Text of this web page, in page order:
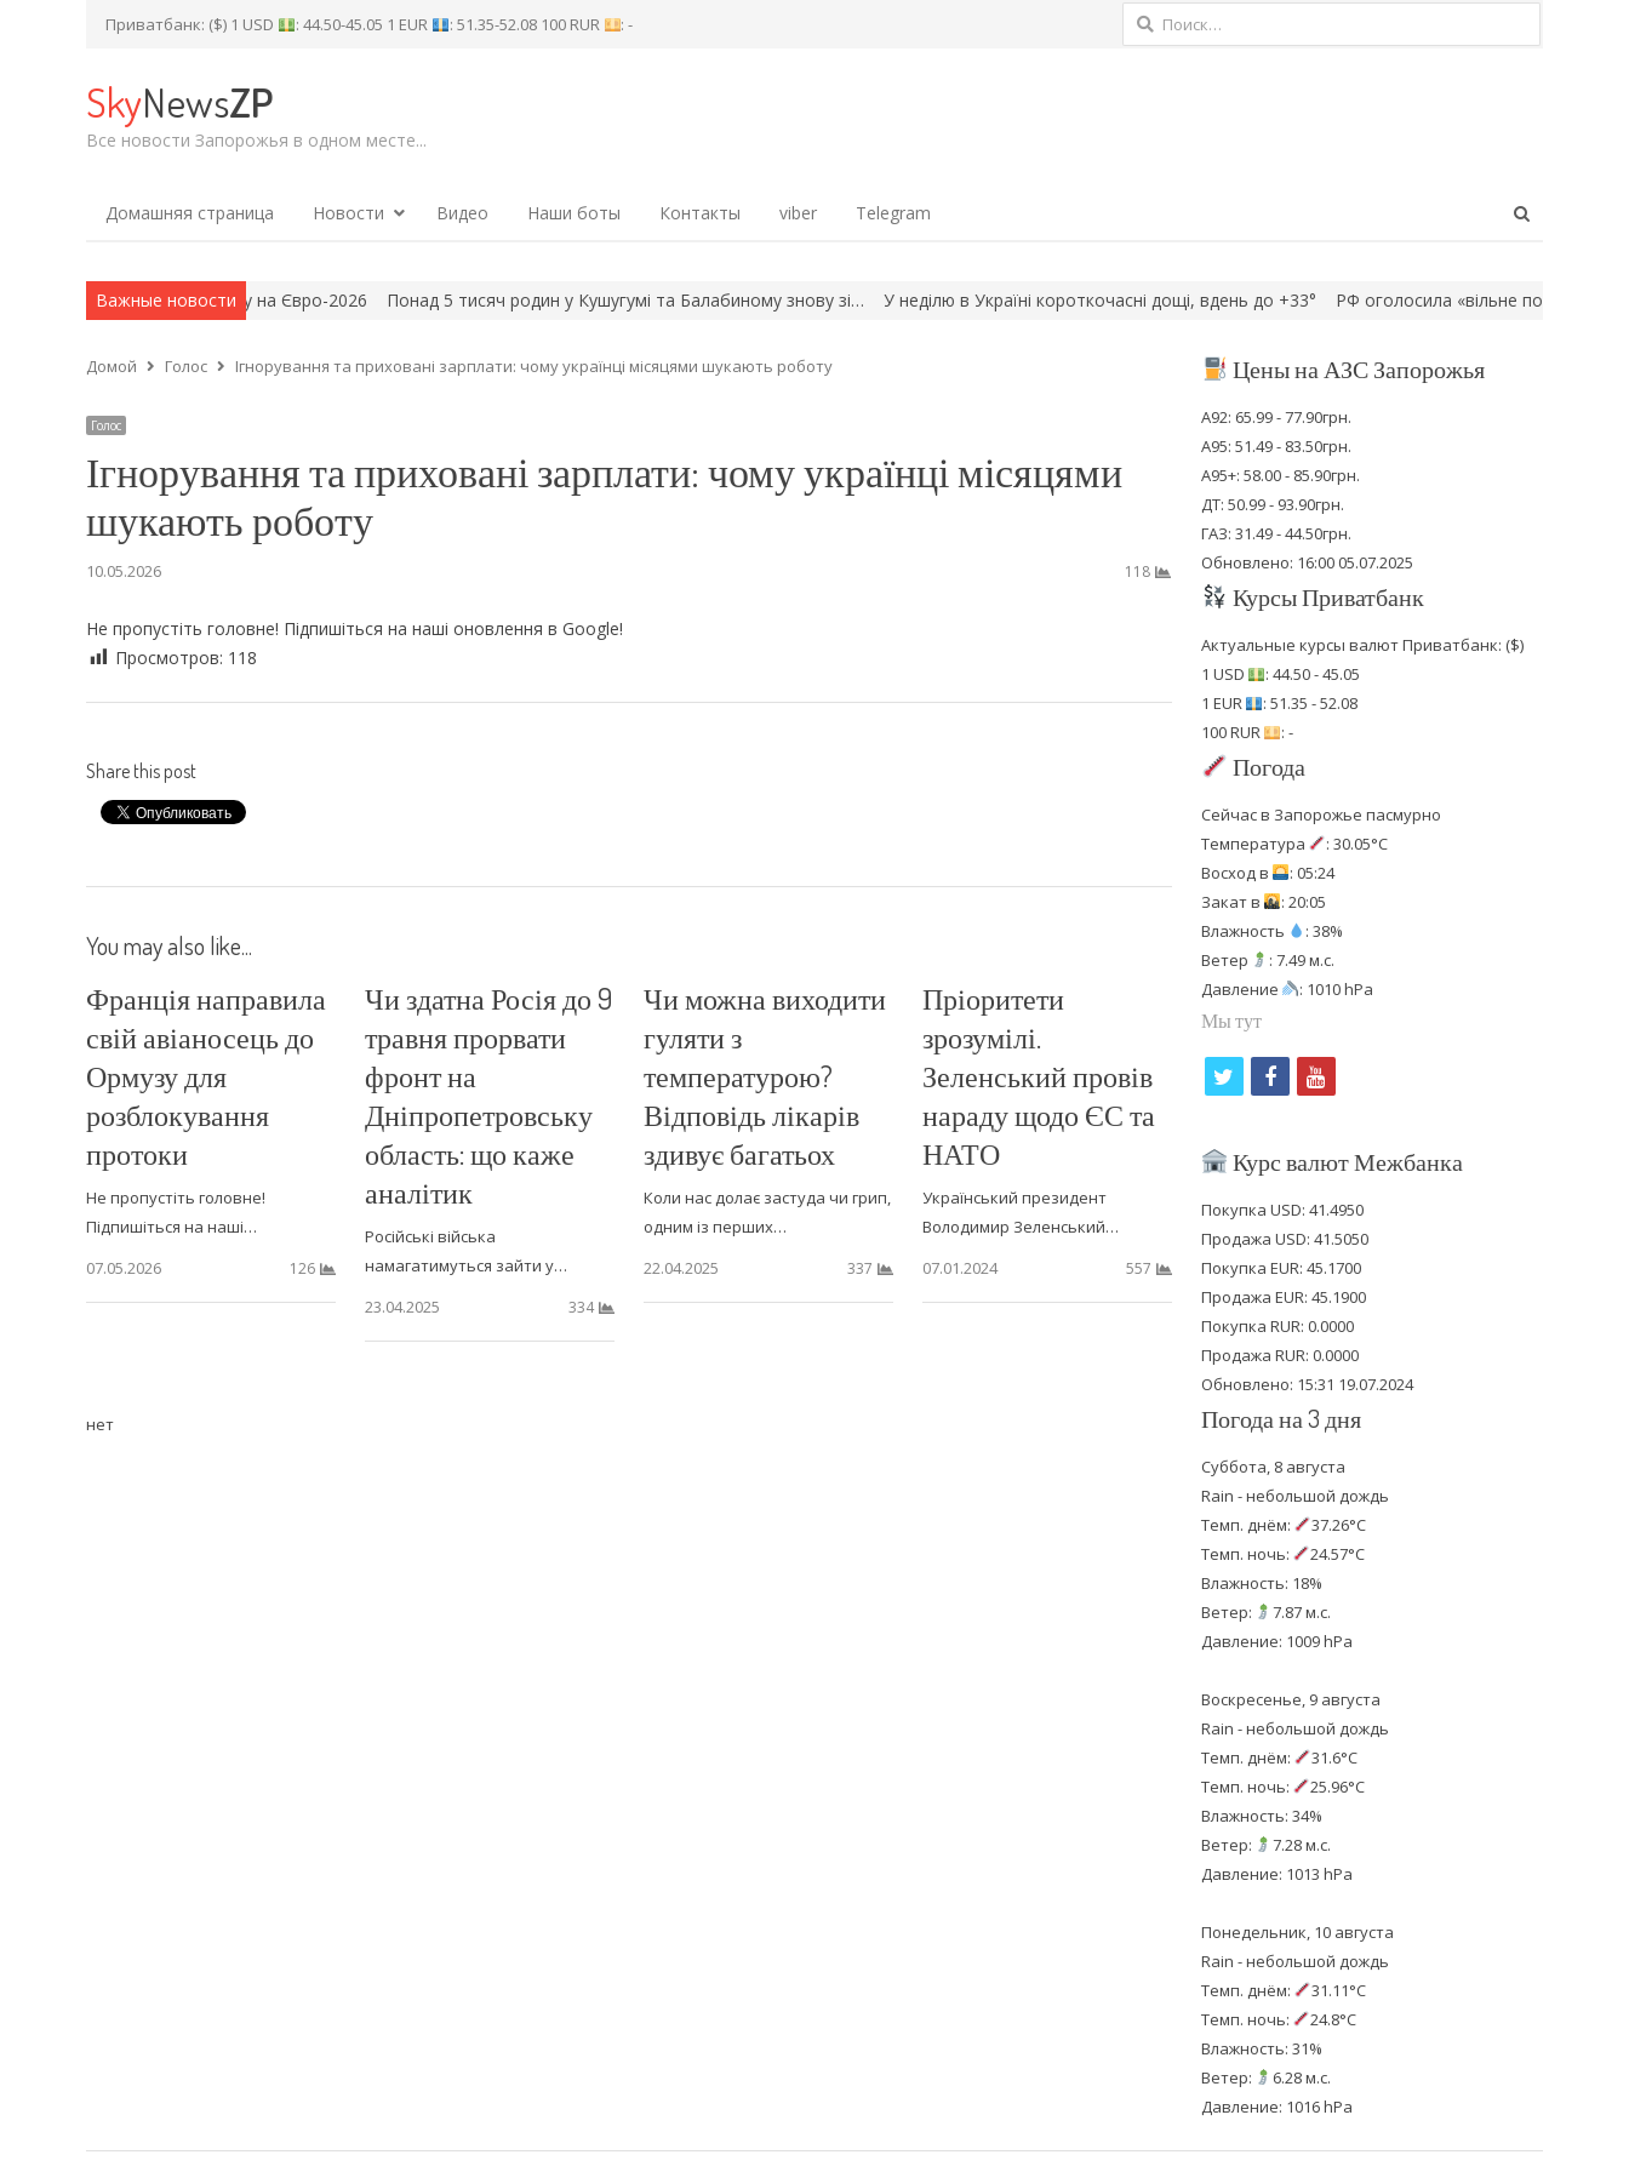
Приватбанк: ($) 1 USD : 44.50-45.05 1 EUR : 51.35-52.08 100 RUR : - Найти:
SkyNewsZP
Все новости Запорожья в одном месте...
Домашняя страница Новости Видео Наши боты Контакты viber Telegram
Важные новости
«золото» хайдайвінгу на Євро-2026 Понад 5 тисяч родин у Кушугумі та Балабиному знову зі… У неділю в Україні короткочасні дощі, вдень до +33° РФ оголосила «вільне полювання» на
Домой Голос Ігнорування та приховані зарплати: чому українці місяцями шукають роботу
Голос
Ігнорування та приховані зарплати: чому українці місяцями
шукають роботу
10.05.2026 118
Не пропустіть головне! Підпишіться на наші оновлення в Google!
Просмотров: 118
Share this post
You may also like...
Франція направила
свій авіаносець до
Ормузу для
розблокування
протоки
Не пропустіть головне!
Підпишіться на наші…
07.05.2026
126
Чи здатна Росія до 9
травня прорвати
фронт на
Дніпропетровську
область: що каже
аналітик
Російські війська
намагатимуться зайти у…
23.04.2025
334
Чи можна виходити
гуляти з
температурою?
Відповідь лікарів
здивує багатьох
Коли нас долає застуда чи грип,
одним із перших…
22.04.2025
337
Пріоритети
зрозумілі.
Зеленський провів
нараду щодо ЄС та
НАТО
Український президент
Володимир Зеленський…
07.01.2024
557
нет
Цены на АЗС Запорожья
А92: 65.99 - 77.90грн.
А95: 51.49 - 83.50грн.
А95+: 58.00 - 85.90грн.
ДТ: 50.99 - 93.90грн.
ГАЗ: 31.49 - 44.50грн.
Обновлено: 16:00 05.07.2025
Курсы Приватбанк
Актуальные курсы валют Приватбанк: ($)
1 USD
: 44.50 - 45.05
1 EUR
: 51.35 - 52.08
100 RUR
: -
Погода
Сейчас в Запорожье пасмурно
Температура
: 30.05°C
Восход в
: 05:24
Закат в
: 20:05
Влажность
: 38%
Ветер
: 7.49 м.с.
Давление
: 1010 hPa
Мы тут
i
t
e
r
f
c
b
o
o
k
y
u
u
b
e
Курс валют Межбанка
Покупка USD: 41.4950
Продажа USD: 41.5050
Покупка EUR: 45.1700
Продажа EUR: 45.1900
Покупка RUR: 0.0000
Продажа RUR: 0.0000
Обновлено: 15:31 19.07.2024
Погода на 3 дня
Суббота, 8 августа
Rain - небольшой дождь
Темп. днём:
37.26°C
Темп. ночь:
24.57°C
Влажность: 18%
Ветер:
7.87 м.с.
Давление: 1009 hPa
Воскресенье, 9 августа
Rain - небольшой дождь
Темп. днём:
31.6°C
Темп. ночь:
25.96°C
Влажность: 34%
Ветер:
7.28 м.с.
Давление: 1013 hPa
Понедельник, 10 августа
Rain - небольшой дождь
Темп. днём:
31.11°C
Темп. ночь:
24.8°C
Влажность: 31%
Ветер:
6.28 м.с.
Давление: 1016 hPa